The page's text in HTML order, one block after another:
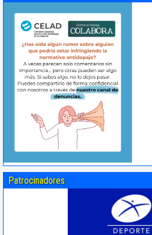
Patrocinadores